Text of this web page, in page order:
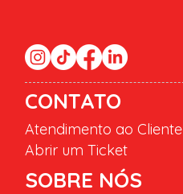
CONTATO
Atendimento ao Cliente
Abrir um Ticket
SOBRE NÓS